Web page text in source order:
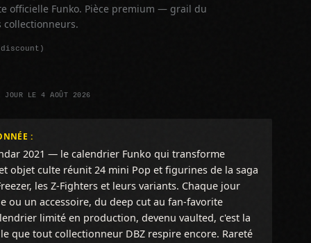
officielle Funko. Pièce premium — grail du
collectionneurs.
JOUR LE 4 AOÛT 2026
:
2021 — le calendrier Funko qui transforme
objet culte réunit 24 mini Pop et figurines de la saga
les Z-Fighters et leurs variants. Chaque jour
ou un accessoire, du deep cut au fan-favorite
limité en production, devenu vaulted, c'est la
que tout collectionneur DBZ respire encore. Rareté